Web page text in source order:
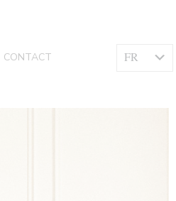
CONTACT
FR